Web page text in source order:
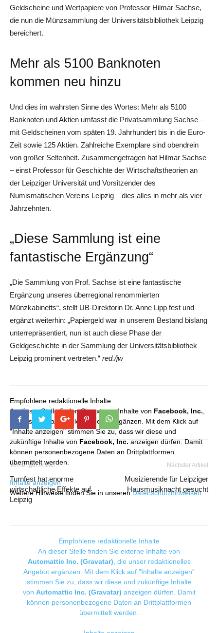
Geldscheine und Wertpapiere von Professor Hilmar Sachse,
die nun die Münzsammlung der Universitätsbibliothek Leipzig
bereichert.
Mehr als 5100 Banknoten
kommen neu hinzu
Und dies im wahrsten Sinne des Wortes: Mehr als 5100
Banknoten und Aktien umfasst die Privatsammlung Sachse –
mit Geldscheinen vom späten 19. Jahrhundert bis in die Euro-
Zeit sowie 125 Aktien. Zahlreiche Exemplare sind obendrein
von großer Seltenheit. Zusammengetragen hat Hilmar Sachse
– einst Professor für Geschichte der Wirtschaftstheorien an
der Leipziger Universität und Vorsitzender des
Numismatischen Vereins Leipzig – dies alles in mehr als vier
Jahrzehnten.
„Diese Sammlung ist eine
fantastische Ergänzung“
„Die Sammlung von Prof. Sachse ist eine fantastische
Ergänzung unseres überregional renommierten
Münzkabinetts“, stellt UB-Direktorin Dr. Anne Lipp fest und
ergänzt weiterhin: „Papiergeld war in unserem Bestand bislang
unterrepräsentiert, nun ist auch diese Phase der
Geldgeschichte in der Sammlung der Universitätsbibliothek
Leipzig prominent vertreten.“ red./jw
Empfohlene redaktionelle Inhalte
An dieser Stelle finden Sie externe Inhalte von Facebook, Inc.
die unser redaktionelles Angebot ergänzen. Mit dem Klick auf
"Inhalte anzeigen" stimmen Sie zu, dass wir diese und
zukünftige Inhalte von Facebook, Inc. anzeigen dürfen. Damit
können personenbezogene Daten an Drittplattformen
übermittelt werden.
Inhalte anzeigen
Weitere Hinweise finden Sie in unserenDatenschutzhinweisen.
Vorheriger Artikel
Turnfest hat enorme
wirtschaftliche Effekte auf
Leipzig
Nächster Artikel
Musizierende für Leipziger
Hausmusiknacht gesucht
Empfohlene redaktionelle Inhalte
An dieser Stelle finden Sie externe Inhalte von
Automattic Inc. (Gravatar) , die unser redaktionelles
Angebot ergänzen. Mit dem Klick auf "Inhalte anzeigen"
stimmen Sie zu, dass wir diese und zukünftige Inhalte
von Automattic Inc. (Gravatar) anzeigen dürfen. Damit
können personenbezogene Daten an Drittplattformen
übermittelt werden.